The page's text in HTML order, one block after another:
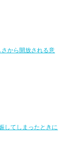
から開放される意
してしまったときに